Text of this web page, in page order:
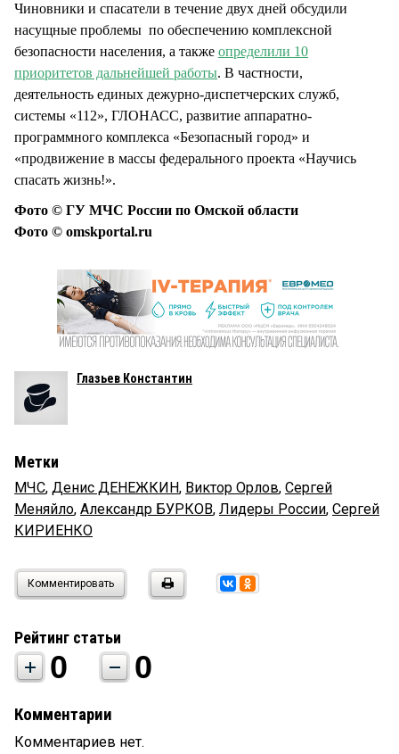
Чиновники и спасатели в течение двух дней обсудили
насущные проблемы по обеспечению комплексной
безопасности населения, а также определили 10
приоритетов дальнейшей работы. В частности,
деятельность единых дежурно-диспетчерских служб,
системы «112», ГЛОНАСС, развитие аппаратно-
программного комплекса «Безопасный город» и
«продвижение в массы федерального проекта «Научись
спасать жизнь!».
Фото © ГУ МЧС России по Омской области
Фото © omskportal.ru
Глазьев Константин
Метки
МЧС, Денис ДЕНЕЖКИН, Виктор Орлов, Сергей
Меняйло, Александр БУРКОВ, Лидеры России, Сергей
КИРИЕНКО
Комментировать
Рейтинг статьи
0 0
Комментарии
Комментариев нет.